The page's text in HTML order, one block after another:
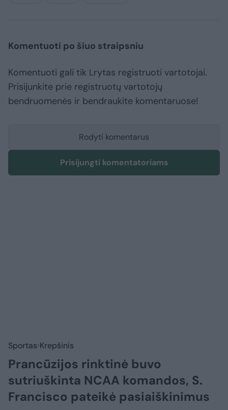
Komentuoti po šiuo straipsniu
Komentuoti gali tik Lrytas registruoti vartotojai.
Prisijunkite prie registruotų vartotojų
bendruomenės ir bendraukite komentaruose!
Rodyti komentarus
Prisijungti komentatoriams
Sportas Krepšinis
Prancūzijos rinktinė buvo
sutriuškinta NCAA komandos, S.
Francisco pateikė pasiaiškinimus